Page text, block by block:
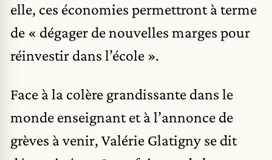
elle, ces économies permettront à terme
de « dégager de nouvelles marges pour
réinvestir dans l’école ».
Face à la colère grandissante dans le
monde enseignant et à l’annonce de
grèves à venir, Valérie Glatigny se dit